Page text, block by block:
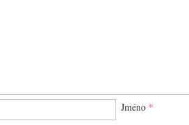
Jméno *